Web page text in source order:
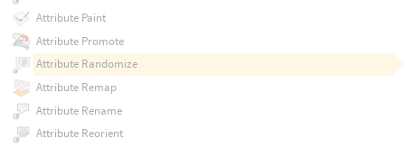
Attribute Paint
Attribute Promote
Attribute Randomize
Attribute Remap
Attribute Rename
Attribute Reorient